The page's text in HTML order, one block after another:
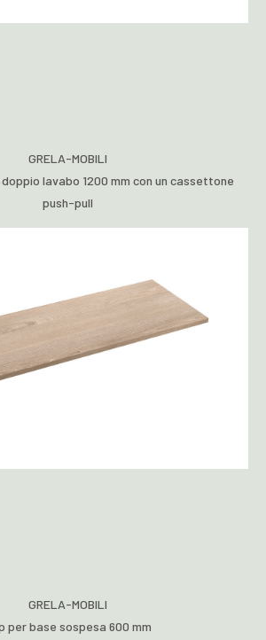
GRELA-MOBILI
lavabo 1200 mm con un cassettone
push-pull
GRELA-MOBILI
per base sospesa 600 mm